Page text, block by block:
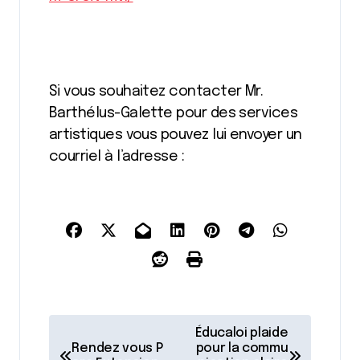
Si vous souhaitez contacter Mr.
Barthélus-Galette pour des services
artistiques vous pouvez lui envoyer un
courriel à l’adresse :
Rendez vous P
Éducaloi plaide
pour la commu